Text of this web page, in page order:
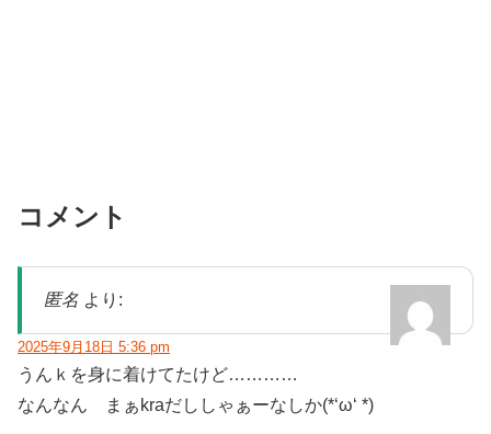
コメント
匿名 より:
2025年9月18日 5:36 pm
うんｋを身に着けてたけど…………
なんなん まぁkraだししゃぁーなしか(*‘ω‘ *)